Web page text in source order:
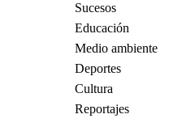
Sucesos
Educación
Medio ambiente
Deportes
Cultura
Reportajes